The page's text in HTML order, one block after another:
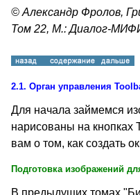
© Александр Фролов,
Том 22, М.: Диалог-
2.1. Орган управления
Для начала займемся
нарисованы на кнопках
вам о том, как создать
Подготовка изображений
В предыдущих томах